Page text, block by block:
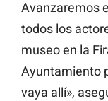
Avanzaremos
todos los
museo en la
Ayuntamiento
vaya allí»,